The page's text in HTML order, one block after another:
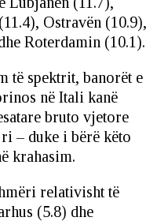
Ostravën (10.9),
Roterdamin (10.1).
të spektrit, banorët e
në Itali kanë
bruto vjetore
– duke i bërë këto
krahasim.
relativisht të
(5.8) dhe